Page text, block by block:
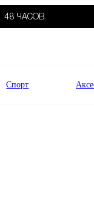
48 ЧАСОВ
Спорт